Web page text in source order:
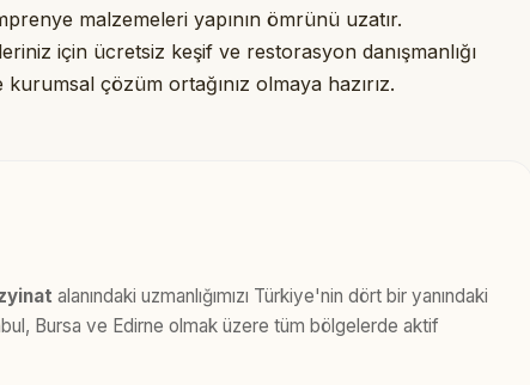
malzemeleri yapının ömrünü uzatır.
için ücretsiz keşif ve restorasyon danışmanlığı
çözüm ortağınız olmaya hazırız.
alanındaki uzmanlığımızı Türkiye'nin dört bir yanındaki
Bursa ve Edirne olmak üzere tüm bölgelerde aktif